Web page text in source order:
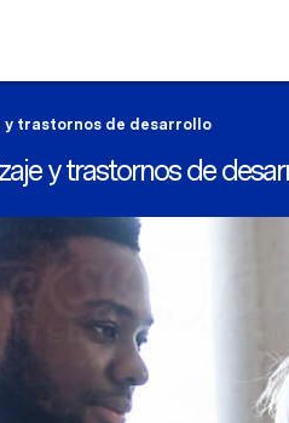
trastornos de desarrollo
y trastornos de